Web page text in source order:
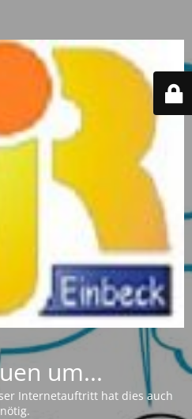
um...
Internetauftritt hat dies auch
nötig.